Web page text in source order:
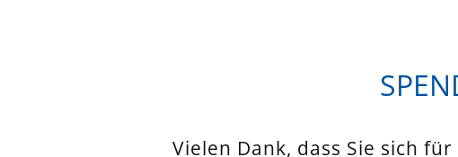
Vielen Dank, dass Sie sich